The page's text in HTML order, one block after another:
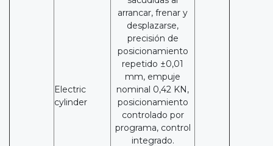
Electric
cylinder
arrancar, frenar y
desplazarse,
precisión de
posicionamiento
repetido ±0,01
mm, empuje
nominal 0,42 KN,
posicionamiento
controlado por
programa, control
integrado.